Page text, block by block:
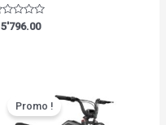
5'796.00
Promo !